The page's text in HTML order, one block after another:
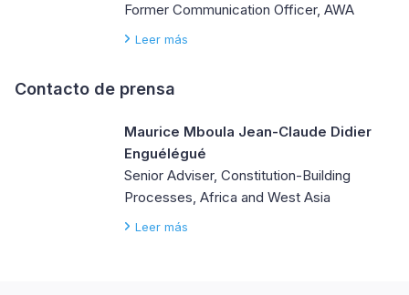
Former Communication Officer, AWA
Leer más
Contacto de prensa
Maurice Mboula Jean-Claude Didier
Enguélégué
Senior Adviser, Constitution-Building
Processes, Africa and West Asia
Leer más